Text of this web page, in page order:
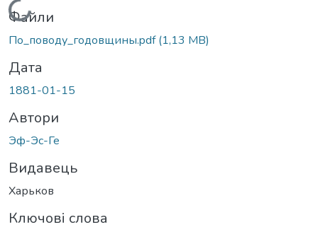
Вантажиться...
Файли
По_поводу_годовщины.pdf(1,13 MB)
Дата
1881-01-15
Автори
Эф-Эс-Ге
Видавець
Харьков
Ключові слова